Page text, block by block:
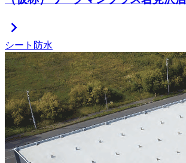
chevron_right
シート防水